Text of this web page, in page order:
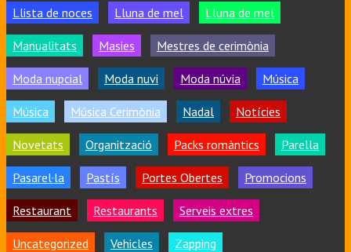
Llista de noces Lluna de mel Lluna de mel
Manualitats Masies Mestres de cerimònia
Moda nupcial Moda nuvi Moda núvia Música
Música Música Cerimònia Nadal Notícies
Novetats Organització Packs romàntics Parella
Pasarel·la Pastís Portes Obertes Promocions
Restaurant Restaurants Serveis extres
Uncategorized Vehicles Zapping